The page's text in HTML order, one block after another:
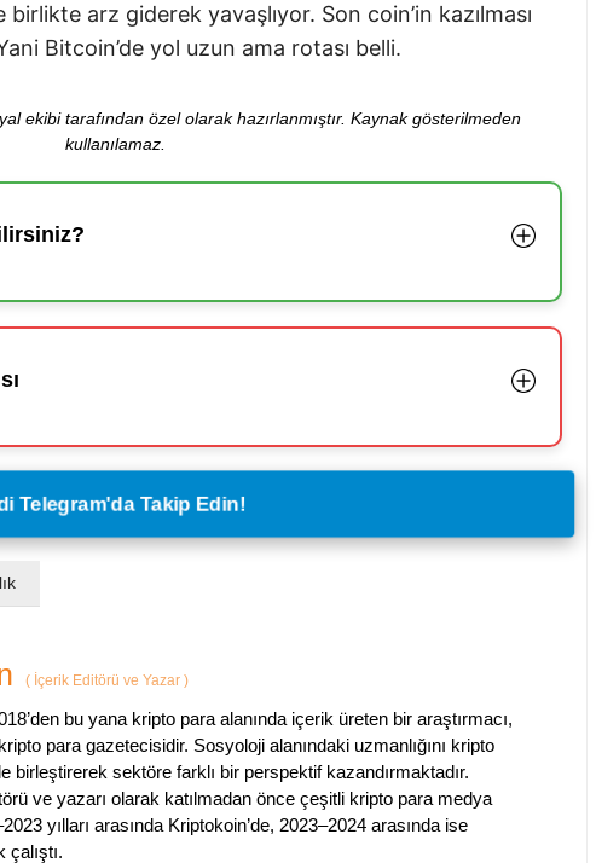
birlikte arz giderek yavaşlıyor. Son coin’in kazılması
Bitcoin’de yol uzun ama rotası belli.
ekibi tarafından özel olarak hazırlanmıştır. Kaynak gösterilmeden
kullanılamaz.
Telegram'da Takip Edin!
( İçerik Editörü ve Yazar )
bu yana kripto para alanında içerik üreten bir araştırmacı,
para gazetecisidir. Sosyoloji alanındaki uzmanlığını kripto
birleştirerek sektöre farklı bir perspektif kazandırmaktadır.
ve yazarı olarak katılmadan önce çeşitli kripto para medya
yılları arasında Kriptokoin’de, 2023–2024 arasında ise